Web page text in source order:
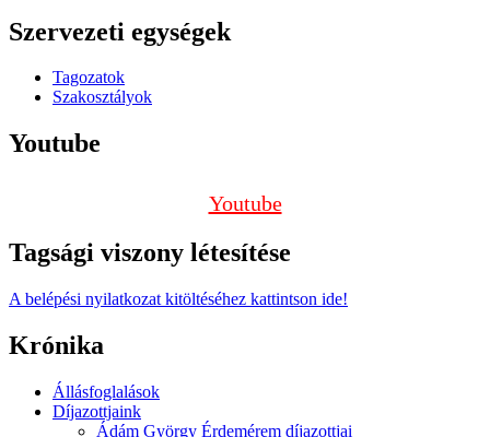
Szervezeti egységek
Tagozatok
Szakosztályok
Youtube
Youtube
Tagsági viszony létesítése
A belépési nyilatkozat kitöltéséhez kattintson ide!
Krónika
Állásfoglalások
Díjazottjaink
Ádám György Érdemérem díjazottjai